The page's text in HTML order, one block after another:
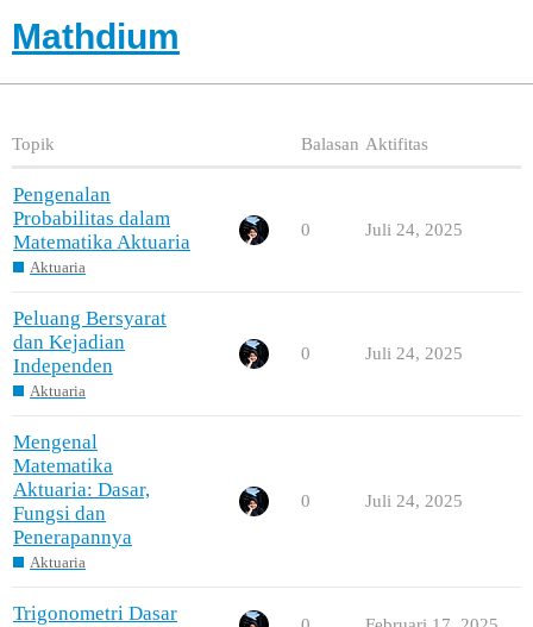
Mathdium
Topik Balasan Aktifitas
Pengenalan
Probabilitas dalam
Matematika Aktuaria
Aktuaria
0 Juli 24, 2025
Peluang Bersyarat
dan Kejadian
Independen
Aktuaria
0 Juli 24, 2025
Mengenal
Matematika
Aktuaria: Dasar,
Fungsi dan
Penerapannya
Aktuaria
0 Juli 24, 2025
Trigonometri Dasar